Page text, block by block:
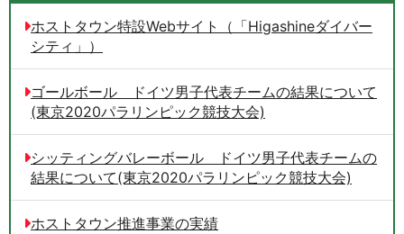
ホストタウン特設Webサイト（「Higashineダイバー
シティ」）
ゴールボール ドイツ男子代表チームの結果について
(東京2020パラリンピック競技大会)
シッティングバレーボール ドイツ男子代表チームの
結果について(東京2020パラリンピック競技大会)
ホストタウン推進事業の実績